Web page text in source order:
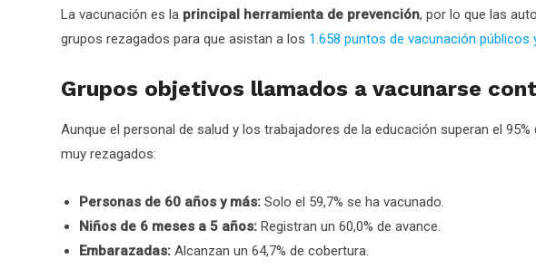
La vacunación es la principal herramienta de prevención, por lo que las
grupos rezagados para que asistan a los 1.658 puntos de vacunación públicos
Grupos objetivos llamados a vacunarse
Aunque el personal de salud y los trabajadores de la educación superan el
muy rezagados:
Personas de 60 años y más: Solo el 59,7% se ha vacunado.
Niños de 6 meses a 5 años: Registran un 60,0% de avance.
Embarazadas: Alcanzan un 64,7% de cobertura.